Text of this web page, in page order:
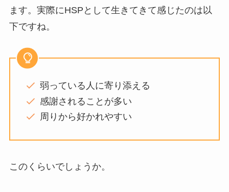
ます。実際にHSPとして生きてきて感じたのは以
下ですね。
弱っている人に寄り添える
感謝されることが多い
周りから好かれやすい
このくらいでしょうか。